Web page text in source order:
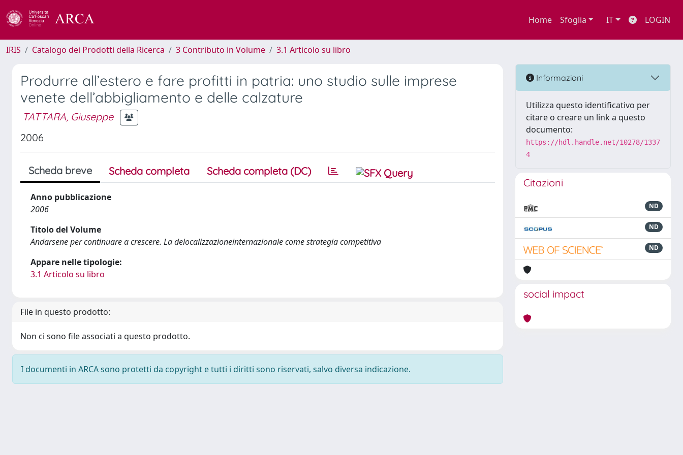
Home Sfoglia IT LOGIN
IRIS Catalogo dei Prodotti della Ricerca 3 Contributo in Volume 3.1 Articolo su libro
Produrre all’estero e fare profitti in patria: uno studio sulle imprese
venete dell’abbigliamento e delle calzature
TATTARA, Giuseppe
2006
Scheda breve Scheda completa Scheda completa (DC)
Anno pubblicazione
2006
Titolo del Volume
Andarsene per continuare a crescere. La delocalizzazioneinternazionale come strategia competitiva
Appare nelle tipologie:
3.1 Articolo su libro
File in questo prodotto:
Non ci sono file associati a questo prodotto.
I documenti in ARCA sono protetti da copyright e tutti i diritti sono riservati, salvo diversa indicazione.
Informazioni
Utilizza questo identificativo per
citare o creare un link a questo
documento:
https://hdl.handle.net/10278/1337
4
Citazioni
ND
ND
ND
social impact